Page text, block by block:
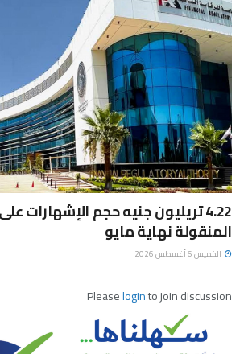
4.22 تريليون جنيه حجم الإشهارات
المنقولة نهاية مايو
الخميس 6 أغسطس 2026
Pleaseloginto join discussion